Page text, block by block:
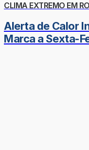
CLIMA EXTREMO EM
Alerta de Calor
Marca a Sexta-